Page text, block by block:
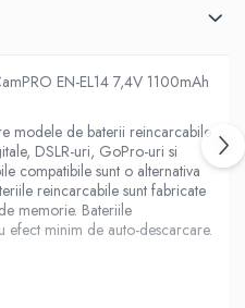
EN-EL14 7,4V 1100mAh
modele de baterii reincarcabile
DSLR-uri, GoPro-uri si
compatibile sunt o alternativa
reincarcabile sunt fabricate
memorie. Bateriile
efect minim de auto-descarcare.